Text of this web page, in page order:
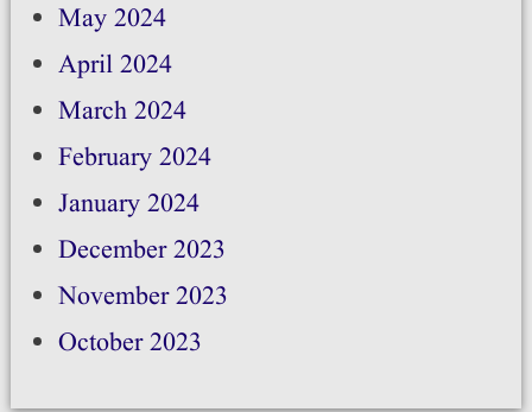
May 2024
April 2024
March 2024
February 2024
January 2024
December 2023
November 2023
October 2023